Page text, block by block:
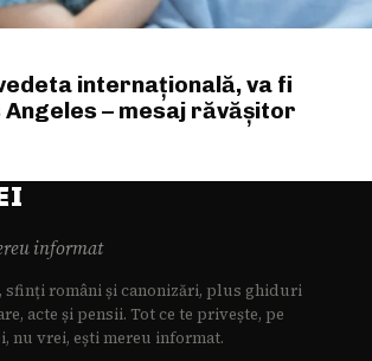
internațională, va fi
– mesaj răvășitor
informat
sfinți români și canonizări, plus ghiduri
acte și pensii. Tot ce te privește, pe
nu vrei, ești mereu informat.